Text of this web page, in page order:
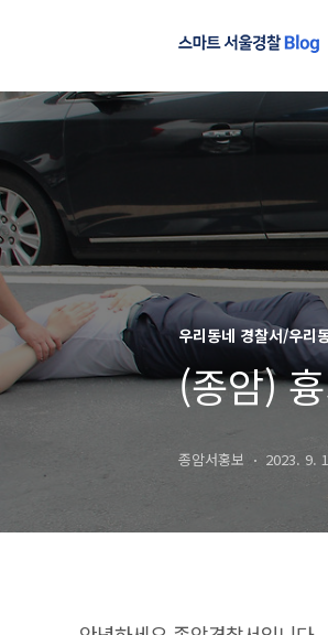
우리동네 경찰서/우리
(종암)
종암서홍보 2023. 9.